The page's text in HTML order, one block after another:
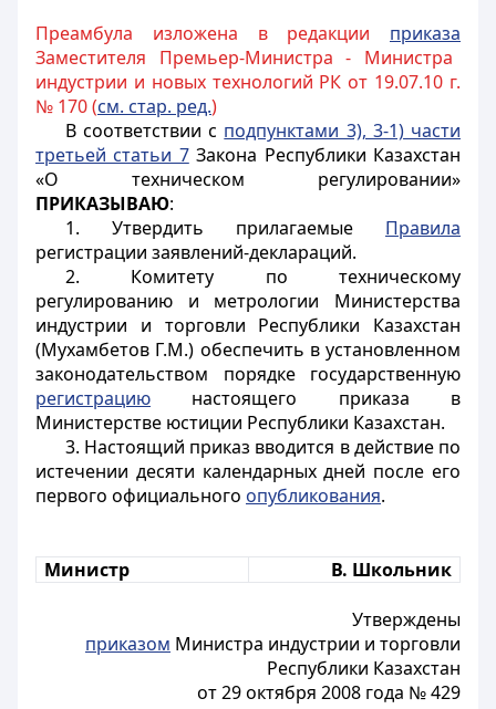
Преамбула изложена в редакции приказа
Заместителя Премьер-Министра - Министра
индустрии и новых технологий РК от 19.07.10 г.
№ 170 (см. стар. ред.)
В соответствии с подпунктами 3), 3-1) части
третьей статьи 7Закона Республики Казахстан
«О техническом регулировании»
ПРИКАЗЫВАЮ:
1. Утвердить прилагаемые Правила
регистрации заявлений-деклараций.
2. Комитету по техническому
регулированию и метрологии Министерства
индустрии и торговли Республики Казахстан
(Мухамбетов Г.М.) обеспечить в установленном
законодательством порядке государственную
регистрацию настоящего приказа в
Министерстве юстиции Республики Казахстан.
3. Настоящий приказ вводится в действие по
истечении десяти календарных дней после его
первого официального опубликования.
Министр В. Школьник
Утверждены
приказом Министра индустрии и торговли
Республики Казахстан
от 29 октября 2008 года № 429